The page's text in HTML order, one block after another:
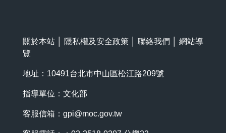
關於本站 隱私權及安全政策 聯絡我們
網站導
覽
地址：10491台北市中山區松江路209號
指導單位：文化部
客服信箱： gpi@moc.gov.tw